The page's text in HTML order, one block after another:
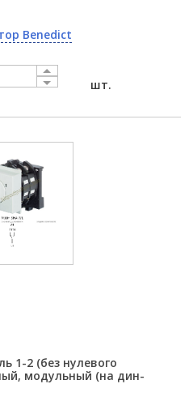
Benedict
шт.
1-2 (без нулевого
модульный (на дин-